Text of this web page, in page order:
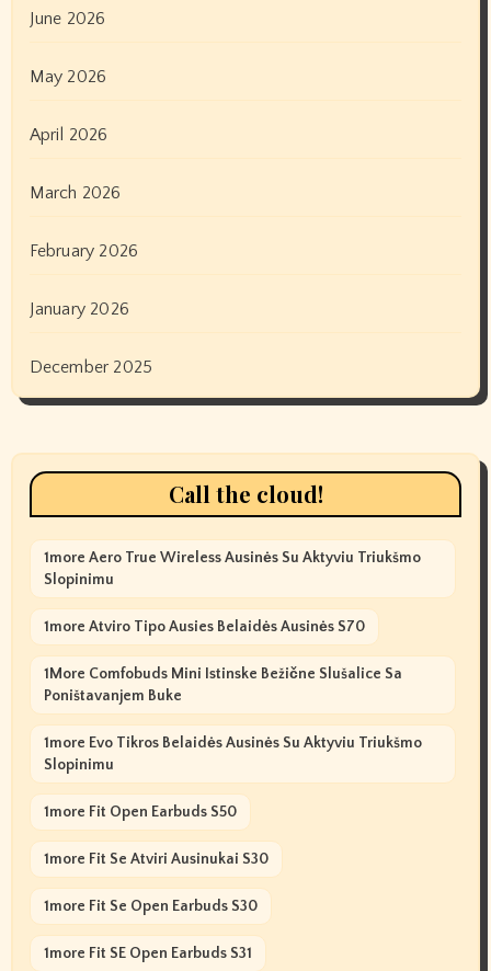
June 2026
May 2026
April 2026
March 2026
February 2026
January 2026
December 2025
Call the cloud!
1more Aero True Wireless Ausinės Su Aktyviu Triukšmo
Slopinimu
1more Atviro Tipo Ausies Belaidės Ausinės S70
1More Comfobuds Mini Istinske Bežične Slušalice Sa
Poništavanjem Buke
1more Evo Tikros Belaidės Ausinės Su Aktyviu Triukšmo
Slopinimu
1more Fit Open Earbuds S50
1more Fit Se Atviri Ausinukai S30
1more Fit Se Open Earbuds S30
1more Fit SE Open Earbuds S31